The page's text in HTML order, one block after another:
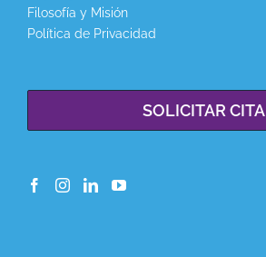
Filosofía y Misión
Política de Privacidad
SOLICITAR CITA